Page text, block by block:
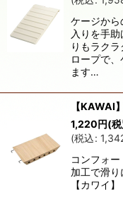
ケージから
入りを手
りもラク
ロープで
ます…
【KAWAI
1,220円(
(税込:
コンフォ
加工で滑り
【カワイ】